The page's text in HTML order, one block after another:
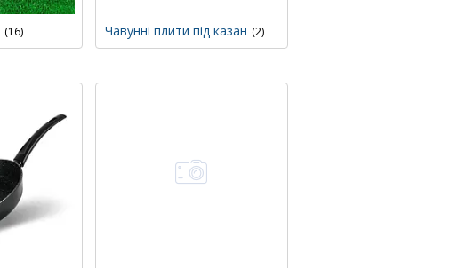
16 Чавунні плити під казан 2